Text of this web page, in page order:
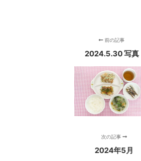
前の記事
2024.5.30 写真
次の記事
2024年5月